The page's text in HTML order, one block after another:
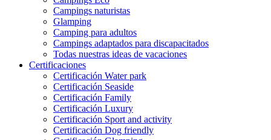
Campings naturistas
Glamping
Camping para adultos
Campings adaptados para discapacitados
Todas nuestras ideas de vacaciones
Certificaciones
Certificación Water park
Certificación Seaside
Certificación Family
Certificación Luxury
Certificación Sport and activity
Certificación Dog friendly